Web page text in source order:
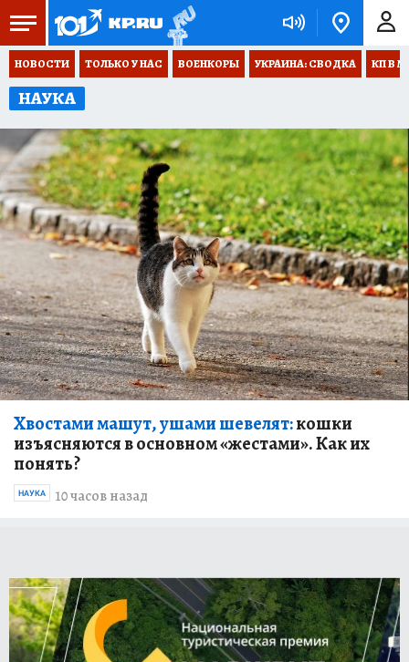
НОВОСТИ ТОЛЬКО У НАС ВОЕНКОРЫ УКРАИНА: СВОДКА КП В
НАУКА
Хвостами машут, ушами шевелят:кошки
изъясняются в основном «жестами». Как их
понять?
10 часов назад
НАУКА